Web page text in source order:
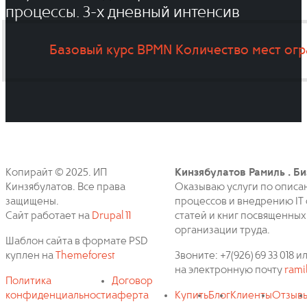
процессы. 3-x дневный интенсив
Базовый курс BPMN Количество мест
Копирайт © 2025. ИП
Кинзябулатов. Все права
защищены.
Сайт работает на Drupal 11
Шаблон сайта в формате PSD
куплен на
Themeforest
Политика
конфиденциальности
Договор
аферта
Кинзябулатов Рамиль .
Оказываю услуги по
процессов и внедрению IT
статей и книг
организации труда.
Звоните: +7(926) 69 33 018
на электронную почту
КупитьБлогКлиенты